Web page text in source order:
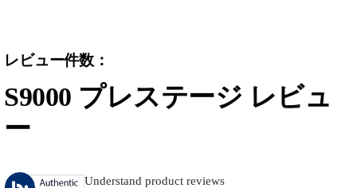
レビュー件数：
S9000 プレステージ レビュ
ー
Understand product reviews